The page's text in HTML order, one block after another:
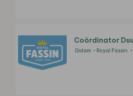
Coördinator
Didam Royal Fassin